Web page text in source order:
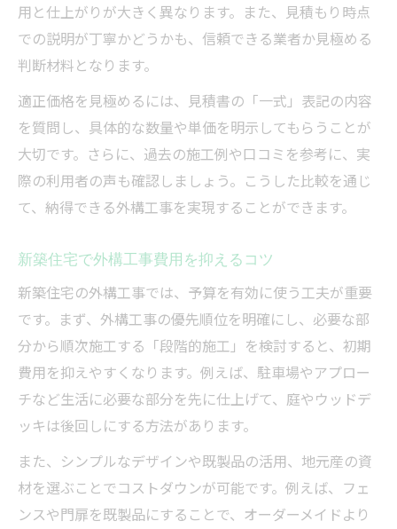
用と仕上がりが大きく異なります。また、見積もり時点
での説明が丁寧かどうかも、信頼できる業者か見極める
判断材料となります。
適正価格を見極めるには、見積書の「一式」表記の内容
を質問し、具体的な数量や単価を明示してもらうことが
大切です。さらに、過去の施工例や口コミを参考に、実
際の利用者の声も確認しましょう。こうした比較を通じ
て、納得できる外構工事を実現することができます。
新築住宅で外構工事費用を抑えるコツ
新築住宅の外構工事では、予算を有効に使う工夫が重要
です。まず、外構工事の優先順位を明確にし、必要な部
分から順次施工する「段階的施工」を検討すると、初期
費用を抑えやすくなります。例えば、駐車場やアプロー
チなど生活に必要な部分を先に仕上げて、庭やウッドデ
ッキは後回しにする方法があります。
また、シンプルなデザインや既製品の活用、地元産の資
材を選ぶことでコストダウンが可能です。例えば、フェ
ンスや門扉を既製品にすることで、オーダーメイドより